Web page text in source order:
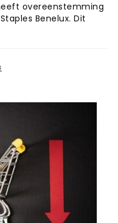
overeenstemming
Benelux. Dit